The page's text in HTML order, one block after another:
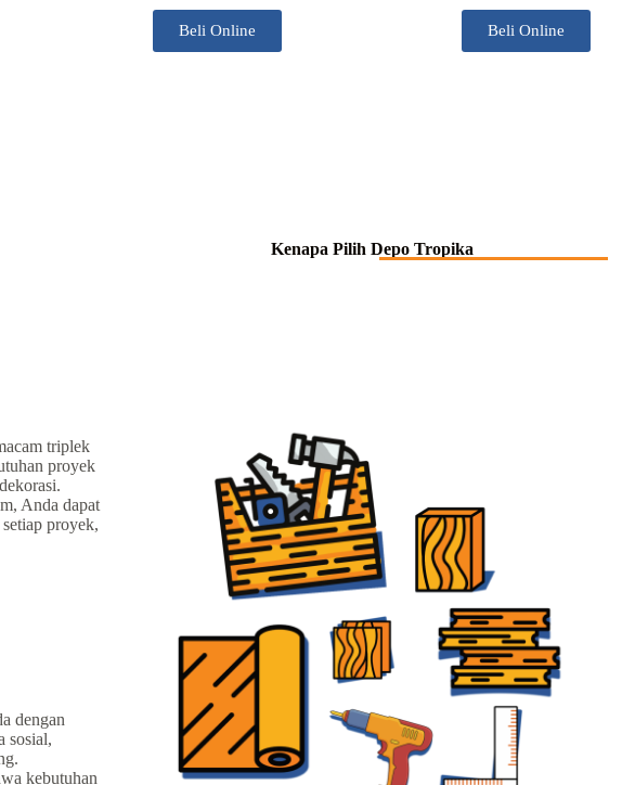
Beli Online Beli Online
Kenapa Pilih Depo Tropika
triplek
proyek
Anda dapat
proyek,
dengan
sosial,
kebutuhan